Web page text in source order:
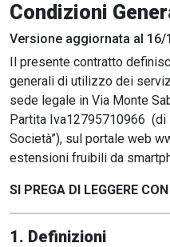
Condizioni
Versione aggiornata al 16/
Il presente contratto
generali di utilizzo dei
sede legale in Via Monte
Partita Iva12795710966 (di
Società”), sul portale web
estensioni fruibili da
SI PREGA DI LEGGERE
1. Definizioni